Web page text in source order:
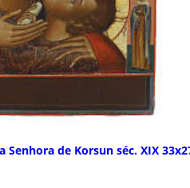
Senhora de Korsun séc. XIX